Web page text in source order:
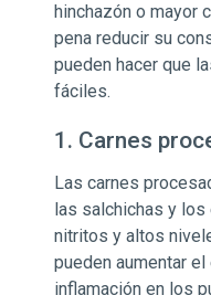
hinchazón o mayor
pena reducir su
pueden hacer que
fáciles.
1. Carnes
Las carnes
las salchichas y
nitritos y altos
pueden aumentar
inflamación en los